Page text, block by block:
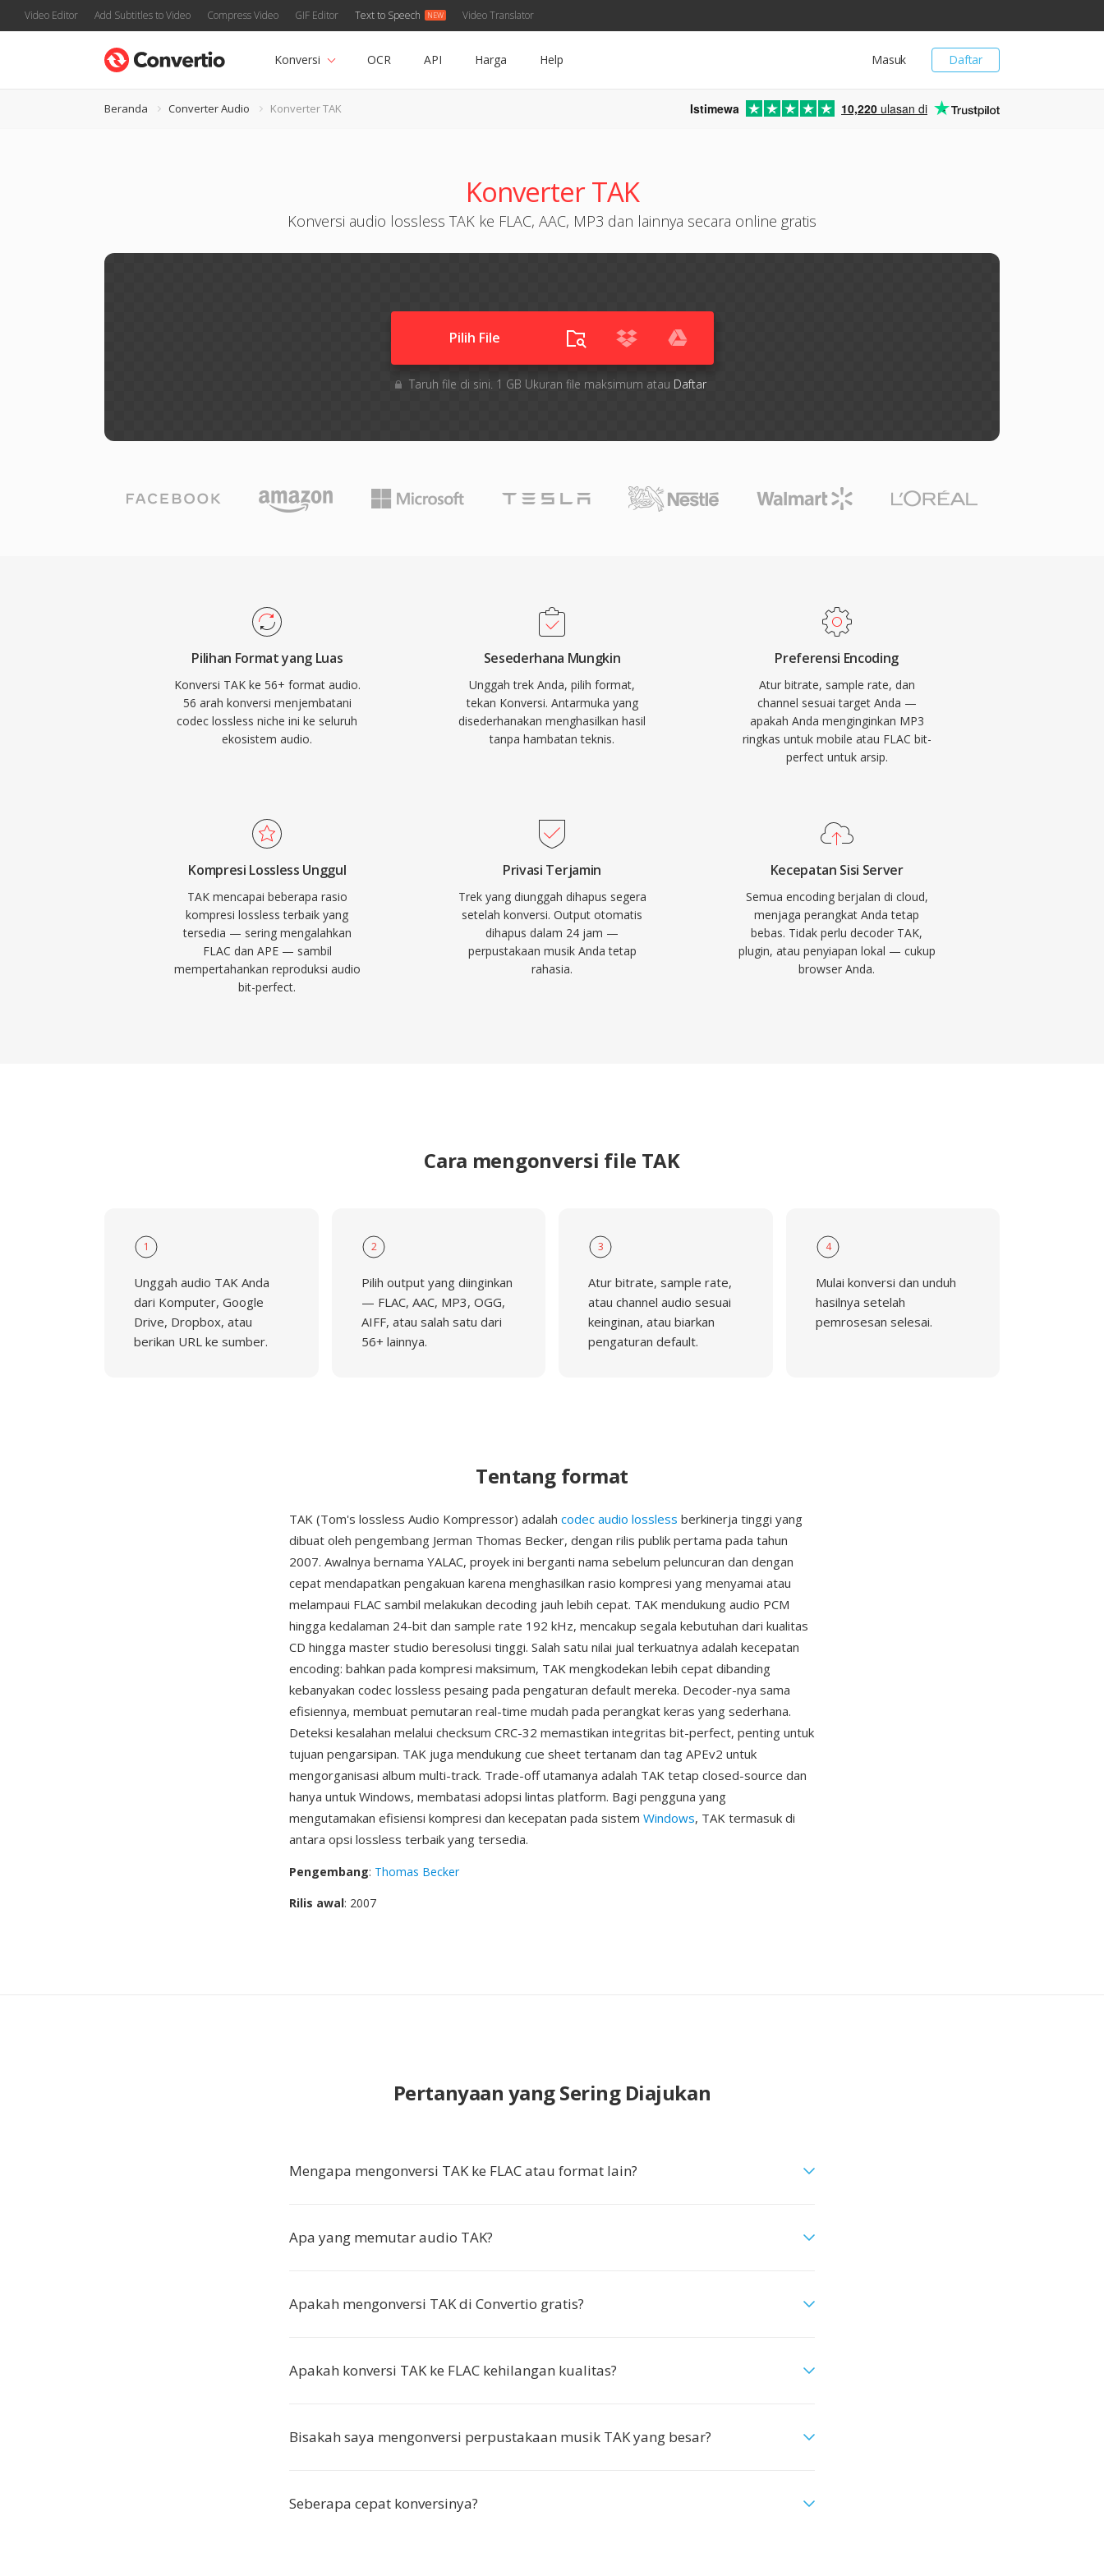
Video Editor Add Subtitles to Video Compress Video GIF Editor Text to Speech Video Translator
Daftar
Masuk
Konversi OCR API Harga Help
Beranda Converter Audio Konverter TAK Istimewa 10,220 ulasan di
Konverter TAK
Konversi audio lossless TAK ke FLAC, AAC, MP3 dan lainnya secara online gratis
Pilih File
Taruh file di sini. 1 GB Ukuran file maksimum atau Daftar
Pilihan Format yang Luas
Konversi TAK ke 56+ format audio.
56 arah konversi menjembatani
codec lossless niche ini ke seluruh
ekosistem audio.
Sesederhana Mungkin
Unggah trek Anda, pilih format,
tekan Konversi. Antarmuka yang
disederhanakan menghasilkan hasil
tanpa hambatan teknis.
Preferensi Encoding
Atur bitrate, sample rate, dan
channel sesuai target Anda —
apakah Anda menginginkan MP3
ringkas untuk mobile atau FLAC bit-
perfect untuk arsip.
Kompresi Lossless Unggul
TAK mencapai beberapa rasio
kompresi lossless terbaik yang
tersedia — sering mengalahkan
FLAC dan APE — sambil
mempertahankan reproduksi audio
bit-perfect.
Privasi Terjamin
Trek yang diunggah dihapus segera
setelah konversi. Output otomatis
dihapus dalam 24 jam —
perpustakaan musik Anda tetap
rahasia.
Kecepatan Sisi Server
Semua encoding berjalan di cloud,
menjaga perangkat Anda tetap
bebas. Tidak perlu decoder TAK,
plugin, atau penyiapan lokal — cukup
browser Anda.
Cara mengonversi file TAK
1
Unggah audio TAK Anda
dari Komputer, Google
Drive, Dropbox, atau
berikan URL ke sumber.
2
Pilih output yang diinginkan
— FLAC, AAC, MP3, OGG,
AIFF, atau salah satu dari
56+ lainnya.
3
Atur bitrate, sample rate,
atau channel audio sesuai
keinginan, atau biarkan
pengaturan default.
4
Mulai konversi dan unduh
hasilnya setelah
pemrosesan selesai.
Tentang format
TAK (Tom's lossless Audio Kompressor) adalah codec audio lossless berkinerja tinggi yang
dibuat oleh pengembang Jerman Thomas Becker, dengan rilis publik pertama pada tahun
2007. Awalnya bernama YALAC, proyek ini berganti nama sebelum peluncuran dan dengan
cepat mendapatkan pengakuan karena menghasilkan rasio kompresi yang menyamai atau
melampaui FLAC sambil melakukan decoding jauh lebih cepat. TAK mendukung audio PCM
hingga kedalaman 24-bit dan sample rate 192 kHz, mencakup segala kebutuhan dari kualitas
CD hingga master studio beresolusi tinggi. Salah satu nilai jual terkuatnya adalah kecepatan
encoding: bahkan pada kompresi maksimum, TAK mengkodekan lebih cepat dibanding
kebanyakan codec lossless pesaing pada pengaturan default mereka. Decoder-nya sama
efisiennya, membuat pemutaran real-time mudah pada perangkat keras yang sederhana.
Deteksi kesalahan melalui checksum CRC-32 memastikan integritas bit-perfect, penting untuk
tujuan pengarsipan. TAK juga mendukung cue sheet tertanam dan tag APEv2 untuk
mengorganisasi album multi-track. Trade-off utamanya adalah TAK tetap closed-source dan
hanya untuk Windows, membatasi adopsi lintas platform. Bagi pengguna yang
mengutamakan efisiensi kompresi dan kecepatan pada sistem Windows, TAK termasuk di
antara opsi lossless terbaik yang tersedia.
Pengembang: Thomas Becker
Rilis awal: 2007
Pertanyaan yang Sering Diajukan
Mengapa mengonversi TAK ke FLAC atau format lain?
Apa yang memutar audio TAK?
Apakah mengonversi TAK di Convertio gratis?
Apakah konversi TAK ke FLAC kehilangan kualitas?
Bisakah saya mengonversi perpustakaan musik TAK yang besar?
Seberapa cepat konversinya?